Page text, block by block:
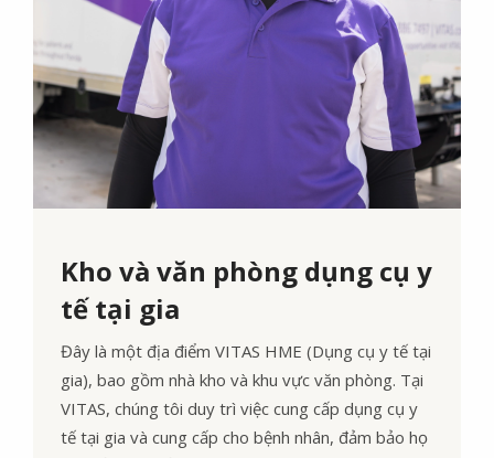
Kho và văn phòng dụng cụ y
tế tại gia
Đây là một địa điểm VITAS HME (Dụng cụ y tế tại
gia), bao gồm nhà kho và khu vực văn phòng. Tại
VITAS, chúng tôi duy trì việc cung cấp dụng cụ y
tế tại gia và cung cấp cho bệnh nhân, đảm bảo họ